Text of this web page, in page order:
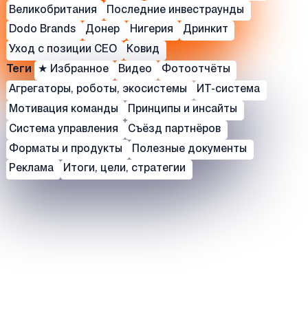
Великобритания Последние инвестраунды
Dodo Brands Донер Нигерия Дринкит
Уход с позиции СЕО Ковид
Теги ★ Избранное Видео Фотоотчёты
Агрегаторы, роботы, экосистемы ИТ-система
Мотивация команды Принципы и инсайты
Система управления Съёзд партнёров
Форматы и продукты Полезные документы
Реклама Итоги, цели, стратегии